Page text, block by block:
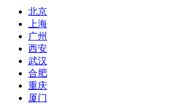
北京
上海
广州
西安
武汉
合肥
重庆
厦门